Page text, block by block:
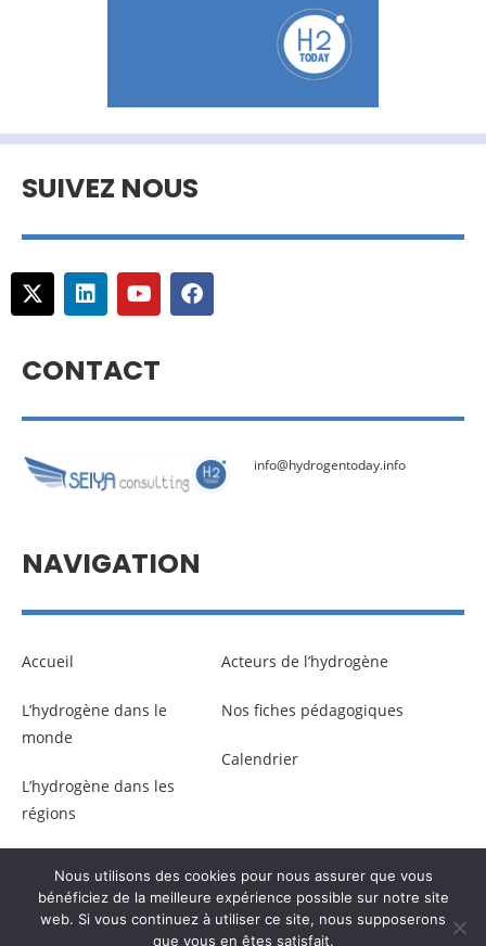
SUIVEZ NOUS
CONTACT
info@hydrogentoday.info
NAVIGATION
Accueil
L’hydrogène dans le
monde
L’hydrogène dans les
régions
Acteurs de l’hydrogène
Nos fiches pédagogiques
Calendrier
© Copyright –Communicaweb 2026
Nous utilisons des cookies pour nous assurer que vous
bénéficiez de la meilleure expérience possible sur notre site
web. Si vous continuez à utiliser ce site, nous supposerons
que vous en êtes satisfait.